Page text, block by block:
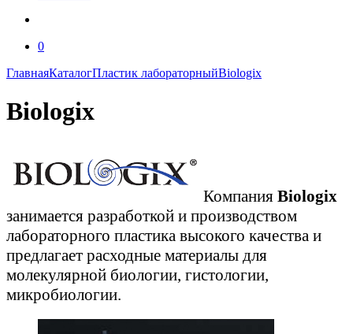
0
ГлавнаяКаталогПластик лабораторныйBiologix
Biologix
Компания Biologix
занимается разработкой и производством
лабораторного пластика высокого качества и
предлагает расходные материалы для
молекулярной биологии, гистологии,
микробиологии.